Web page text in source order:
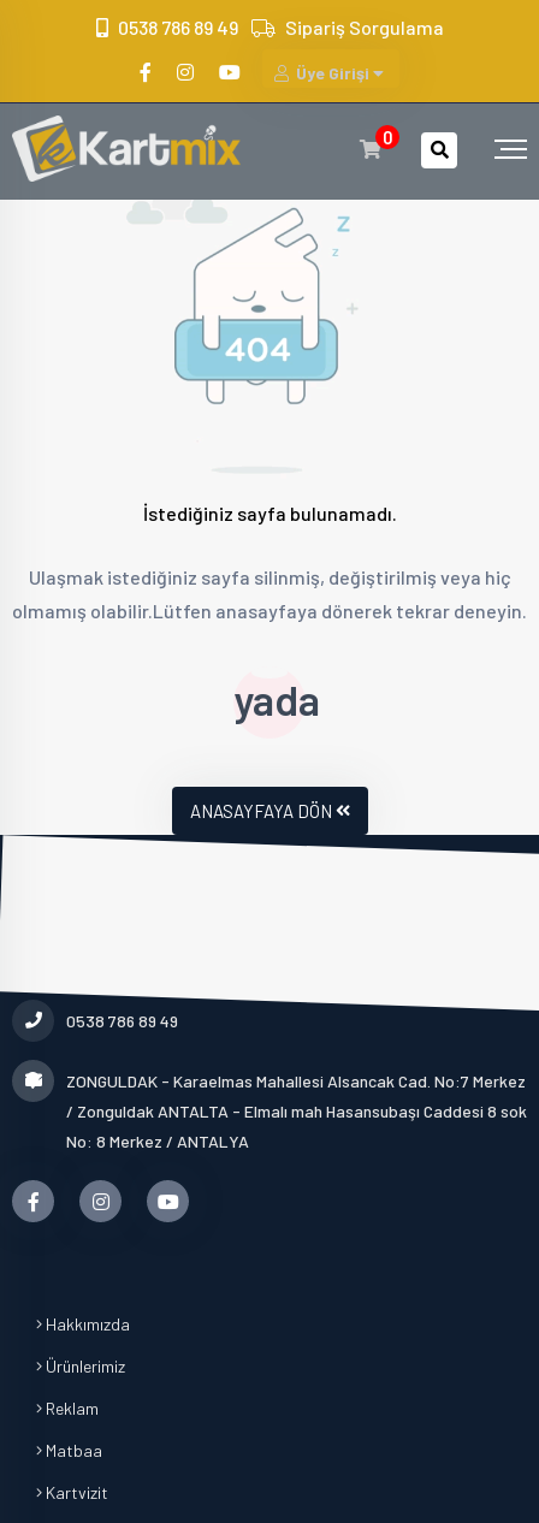
0538 786 89 49 Sipariş Sorgulama
Üye Girişi
0
İstediğiniz sayfa bulunamadı.
Ulaşmak istediğiniz sayfa silinmiş, değiştirilmiş veya hiç
olmamış olabilir.Lütfen anasayfaya dönerek tekrar deneyin.
yada
ANASAYFAYA DÖN
0538 786 89 49
ZONGULDAK - Karaelmas Mahallesi Alsancak Cad. No:7 Merkez
/ Zonguldak ANTALTA - Elmalı mah Hasansubaşı Caddesi 8 sok
No: 8 Merkez / ANTALYA
Hakkımızda
Ürünlerimiz
Reklam
Matbaa
Kartvizit